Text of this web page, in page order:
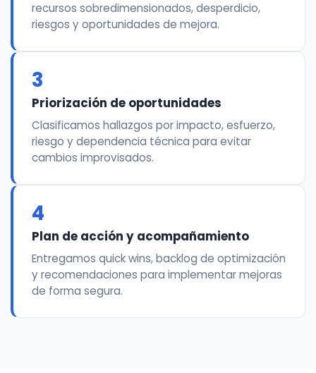
recursos sobredimensionados, desperdicio,
riesgos y oportunidades de mejora.
3
Priorización de oportunidades
Clasificamos hallazgos por impacto, esfuerzo,
riesgo y dependencia técnica para evitar
cambios improvisados.
4
Plan de acción y acompañamiento
Entregamos quick wins, backlog de optimización
y recomendaciones para implementar mejoras
de forma segura.